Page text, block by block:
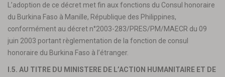
L’adoption de ce décret met fin aux fonctions du Consul honoraire
du Burkina Faso à Manille, République des Philippines,
conformément au décret n°2003-283/PRES/PM/MAECR du 09
juin 2003 portant règlementation de la fonction de consul
honoraire du Burkina Faso à l’étranger.
I.5. AU TITRE DU MINISTERE DE L’ACTION HUMANITAIRE ET DE